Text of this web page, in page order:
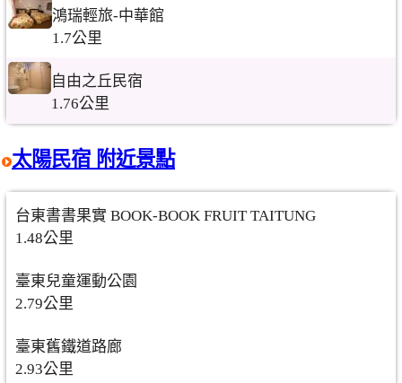
鴻瑞輕旅-中華館
1.7公里
自由之丘民宿
1.76公里
太陽民宿 附近景點
台東書書果實 BOOK-BOOK FRUIT TAITUNG
1.48公里
臺東兒童運動公園
2.79公里
臺東舊鐵道路廊
2.93公里